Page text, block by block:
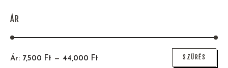
ÁR
Min
Max
SZŰRÉS
Ár: 7,500 Ft — 44,000 Ft